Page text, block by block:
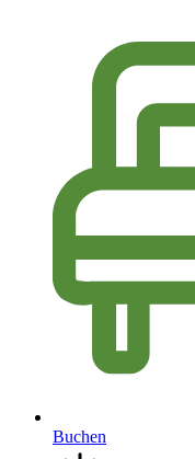
Buchen